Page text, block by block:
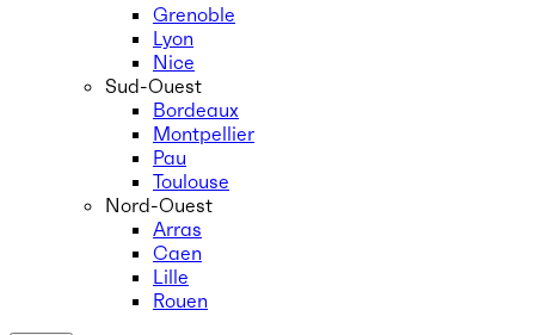
Grenoble
Lyon
Nice
Sud-Ouest
Bordeaux
Montpellier
Pau
Toulouse
Nord-Ouest
Arras
Caen
Lille
Rouen